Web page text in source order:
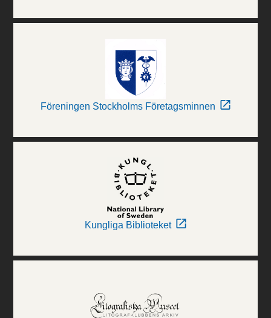
Föreningen Stockholms Företagsminnen
Kungliga Biblioteket